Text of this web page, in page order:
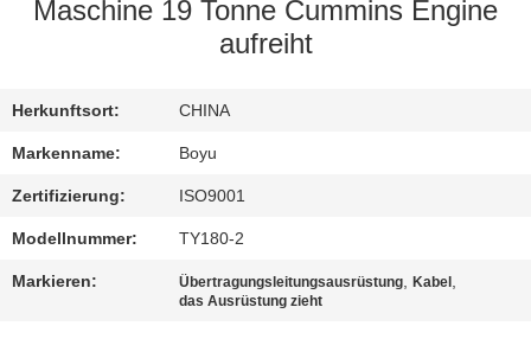
MIT
UNS
IN
VERBINDUNG
NACHRICHTEN
Maschine 19 Tonne Cummins Engine
aufreiht
Herkunftsort: CHINA
Markenname: Boyu
Zertifizierung: ISO9001
Modellnummer: TY180-2
Markieren: Übertragungsleitungsausrüstung,Kabel ,
das Ausrüstung zieht